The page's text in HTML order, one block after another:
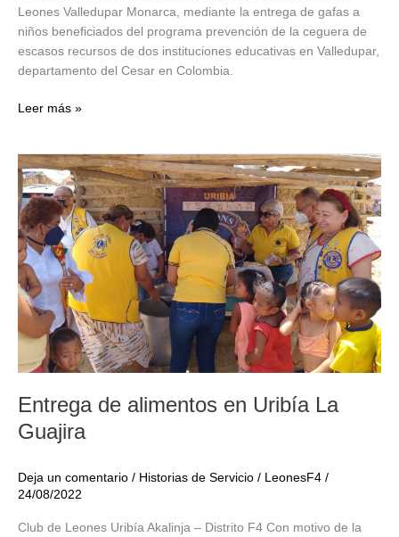
Leones Valledupar Monarca, mediante la entrega de gafas a
niños beneficiados del programa prevención de la ceguera de
escasos recursos de dos instituciones educativas en Valledupar,
departamento del Cesar en Colombia.
Prevención
ceguera
en
Valledupar
Leer más »
Entrega de alimentos en Uribía La
Guajira
Deja un comentario / Historias de Servicio / LeonesF4 /
24/08/2022
Club de Leones Uribía Akalinja – Distrito F4 Con motivo de la